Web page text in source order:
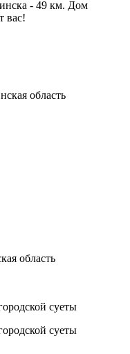
- 49 км. Дом
вас!
область
область
суеты
суеты